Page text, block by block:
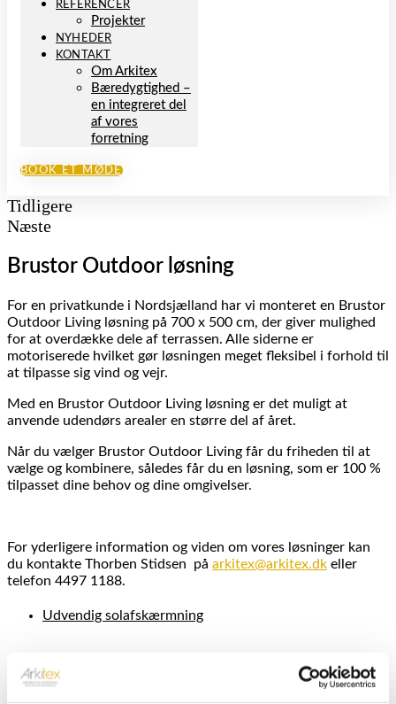
REFERENCER
Projekter
NYHEDER
KONTAKT
Om Arkitex
Bæredygtighed –
en integreret del
af vores
forretning
BOOK ET MØDE
Tidligere
Næste
Brustor Outdoor løsning
For en privatkunde i Nordsjælland har vi monteret en Brustor
Outdoor Living løsning på 700 x 500 cm, der giver mulighed
for at overdække dele af terrassen. Alle siderne er
motoriserede hvilket gør løsningen meget fleksibel i forhold til
at tilpasse sig vind og vejr.
Med en Brustor Outdoor Living løsning er det muligt at
anvende udendørs arealer en større del af året.
Når du vælger Brustor Outdoor Living får du friheden til at
vælge og kombinere, således får du en løsning, som er 100 %
tilpasset dine behov og dine omgivelser.
For yderligere information og viden om vores løsninger kan
du kontakte Thorben Stidsen på arkitex@arkitex.dk eller
telefon 4497 1188.
Udvendig solafskærmning
Lignende Referencer